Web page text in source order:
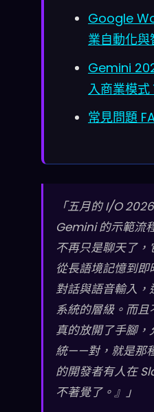
Google
業自動化與
Gemini
入商業模式
常見問題
「五月的 I/O
Gemini 的示範流
不再只是聊天了
從長語境記憶到
對話與語音輸入，
系統的層級。而
真的放開了手腳，
統——對，就是那
的開發者有人在
不著覺了。』」